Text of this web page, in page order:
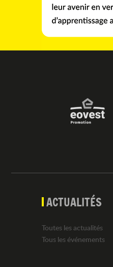
ACTUALITÉS
Toutes les actualités
Tous les événements